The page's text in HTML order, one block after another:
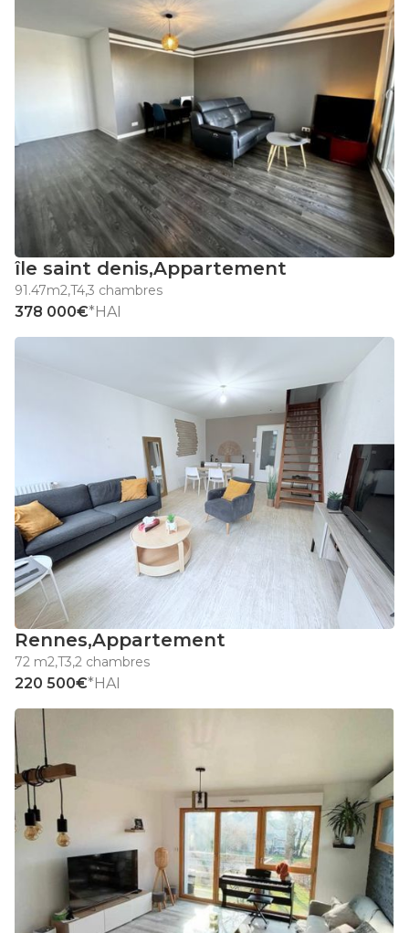
île saint denis,Appartement
91.47m2,T4,3 chambres
378 000€*HAI
Rennes,Appartement
72 m2,T3,2 chambres
220 500€*HAI